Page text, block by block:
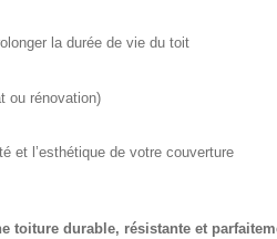
la durée de vie du toit
ou rénovation)
et l’esthétique de votre couverture
toiture durable, résistante et